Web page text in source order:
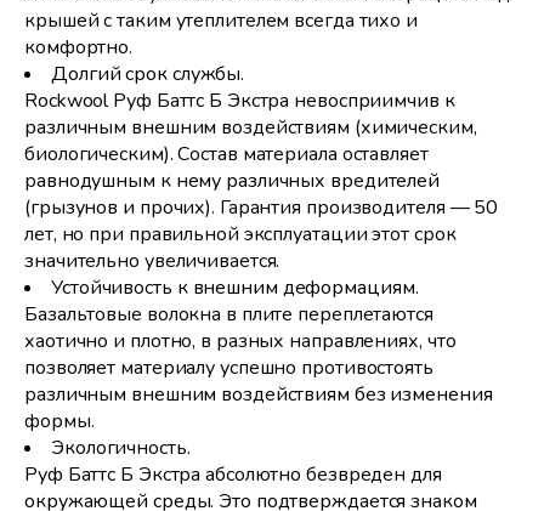
крышей с таким утеплителем всегда тихо и
комфортно.
Долгий срок службы.
Rockwool Руф Баттс Б Экстра невосприимчив к
различным внешним воздействиям (химическим,
биологическим). Состав материала оставляет
равнодушным к нему различных вредителей
(грызунов и прочих). Гарантия производителя — 50
лет, но при правильной эксплуатации этот срок
значительно увеличивается.
Устойчивость к внешним деформациям.
Базальтовые волокна в плите переплетаются
хаотично и плотно, в разных направлениях, что
позволяет материалу успешно противостоять
различным внешним воздействиям без изменения
формы.
Экологичность.
Руф Баттс Б Экстра абсолютно безвреден для
окружающей среды. Это подтверждается знаком